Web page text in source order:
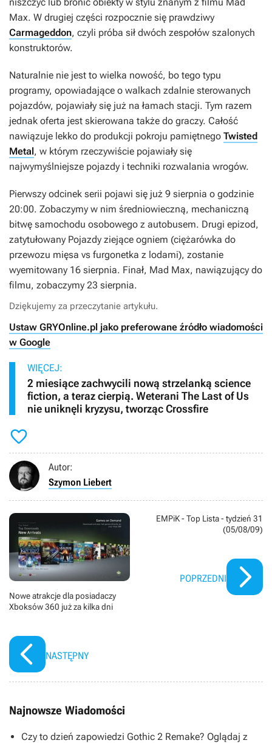
Max. W drugiej części rozpocznie się prawdziwy
Carmageddon, czyli próba sił dwóch zespołów szalonych
konstruktorów.
Naturalnie nie jest to wielka nowość, bo tego typu
programy, opowiadające o walkach zdalnie sterowanych
pojazdów, pojawiały się już na łamach stacji. Tym razem
jednak oferta jest skierowana także do graczy. Całość
nawiązuje lekko do produkcji pokroju pamiętnego Twisted
Metal, w którym rzeczywiście pojawiały się
najwymyślniejsze pojazdy i techniki rozwalania wrogów.
Pierwszy odcinek serii pojawi się już 9 sierpnia o godzinie
20:00. Zobaczymy w nim średniowieczną, mechaniczną
bitwę samochodu osobowego z autobusem. Drugi epizod,
zatytułowany Pojazdy ziejące ogniem (ciężarówka do
przewozu mięsa vs furgonetka z lodami), zostanie
wyemitowany 16 sierpnia. Finał, Mad Max, nawiązujący do
filmu, zobaczymy 23 sierpnia.
Dziękujemy za przeczytanie artykułu.
Ustaw GRYOnline.pl jako preferowane źródło wiadomości
w Google
WIĘCEJ:
2 miesiące zachwycili nową strzelanką science
fiction, a teraz cierpią. Weterani The Last of Us
nie uniknęli kryzysu, tworząc Crossfire

Autor:
Szymon Liebert
Nowe atrakcje dla posiadaczy
Xboksów 360 już za kilka dni
NASTĘPNY
EMPiK - Top Lista - tydzień 31
(05/08/09)
POPRZEDNI
Najnowsze Wiadomości
Czy to dzień zapowiedzi Gothic 2 Remake? Oglądaj z